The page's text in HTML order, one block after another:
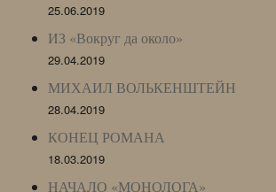
25.06.2019
ИЗ «Вокруг да около»
29.04.2019
МИХАИЛ ВОЛЬКЕНШТЕЙН
28.04.2019
КОНЕЦ РОМАНА
18.03.2019
НАЧАЛО «МОНОЛОГА»